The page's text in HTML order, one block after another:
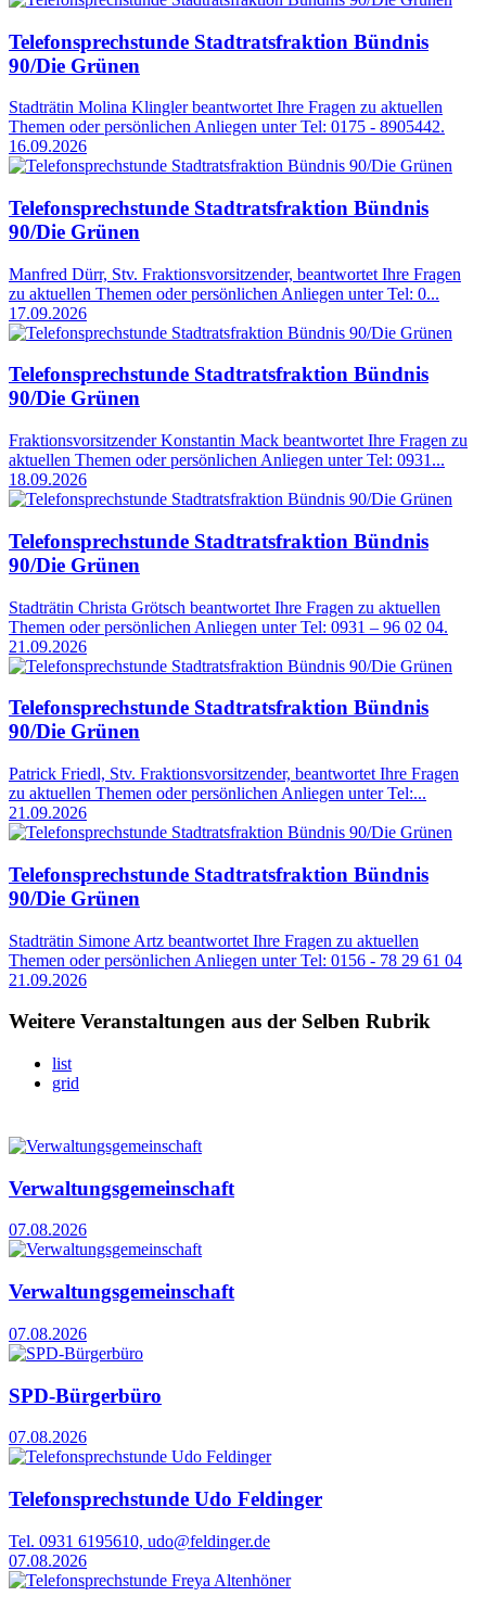
Telefonsprechstunde Stadtratsfraktion Bündnis
90/Die Grünen
Stadträtin Molina Klingler beantwortet Ihre Fragen zu aktuellen
Themen oder persönlichen Anliegen unter Tel: 0175 - 8905442.
16.09.2026
Telefonsprechstunde Stadtratsfraktion Bündnis
90/Die Grünen
Manfred Dürr, Stv. Fraktionsvorsitzender, beantwortet Ihre Fragen
zu aktuellen Themen oder persönlichen Anliegen unter Tel: 0...
17.09.2026
Telefonsprechstunde Stadtratsfraktion Bündnis
90/Die Grünen
Fraktionsvorsitzender Konstantin Mack beantwortet Ihre Fragen zu
aktuellen Themen oder persönlichen Anliegen unter Tel: 0931...
18.09.2026
Telefonsprechstunde Stadtratsfraktion Bündnis
90/Die Grünen
Stadträtin Christa Grötsch beantwortet Ihre Fragen zu aktuellen
Themen oder persönlichen Anliegen unter Tel: 0931 – 96 02 04.
21.09.2026
Telefonsprechstunde Stadtratsfraktion Bündnis
90/Die Grünen
Patrick Friedl, Stv. Fraktionsvorsitzender, beantwortet Ihre Fragen
zu aktuellen Themen oder persönlichen Anliegen unter Tel:...
21.09.2026
Telefonsprechstunde Stadtratsfraktion Bündnis
90/Die Grünen
Stadträtin Simone Artz beantwortet Ihre Fragen zu aktuellen
Themen oder persönlichen Anliegen unter Tel: 0156 - 78 29 61 04
21.09.2026
Weitere Veranstaltungen aus der Selben Rubrik
list
grid
Verwaltungsgemeinschaft
07.08.2026
Verwaltungsgemeinschaft
07.08.2026
SPD-Bürgerbüro
07.08.2026
Telefonsprechstunde Udo Feldinger
Tel. 0931 6195610, udo@feldinger.de
07.08.2026